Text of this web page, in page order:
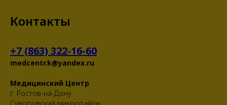
Контакты
+7 (863) 322-16-60
medcentr.k@yandex.ru
Медицинский Центр
г. Ростов-на-Дону